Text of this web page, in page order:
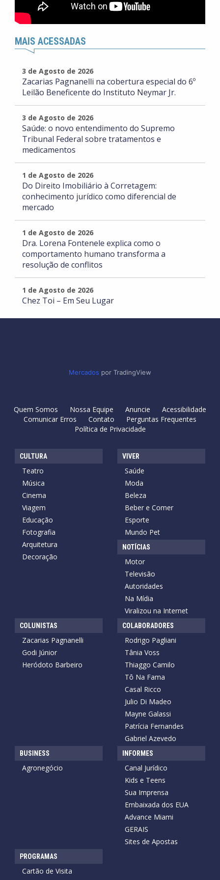
MAIS ACESSADAS
3 de Agosto de 2026
Zacarias Pagnanelli na cobertura especial do 6º
Leilão Beneficente do Instituto Neymar Jr.
3 de Agosto de 2026
Saúde: o novo entendimento do Supremo
Tribunal Federal sobre tratamentos e
medicamentos
1 de Agosto de 2026
Do Direito Imobiliário à Corretagem:
conhecimento jurídico como diferencial de
mercado
1 de Agosto de 2026
Dra. Lorena Fontenele explica como o
comportamento humano transforma a
resolução de conflitos
1 de Agosto de 2026
Chez Toi – Em Seu Lugar
Mercados por TradingView
Quem Somos Nossa Equipe Anuncie
Acessibilidade
Comunicar Erros
Contato
Perguntas Frequentes
Política de Privacidade
CULTURA
Teatro
Música
Cinema
Viagem
Educação
Fotografia
Arquitetura
Decoração
VIVER
Saúde
Moda
Beleza
Beber e Comer
Esporte
Mundo Pet
NOTÍCIAS
Motor
Televisão
Autoridades
Na Mídia
Viralizou na Internet
COLUNISTAS
Zacarias Pagnanelli
Godi Júnior
Heródoto Barbeiro
COLABORADORES
Rodrigo Pagliani
Tânia Voss
Thiaggo Camilo
Tô Na Fama
Casal Ricco
Julio Di Madeo
Mayne Galassi
Patrícia Fernandes
Gabriel Azevedo
BUSINESS
Agronegócio
INFORMES
Canal Jurídico
Kids e Teens
Sua Imprensa
Embaixada dos EUA
Advance Miami
GERAIS
Sites de Apostas
PROGRAMAS
Cartão de Visita